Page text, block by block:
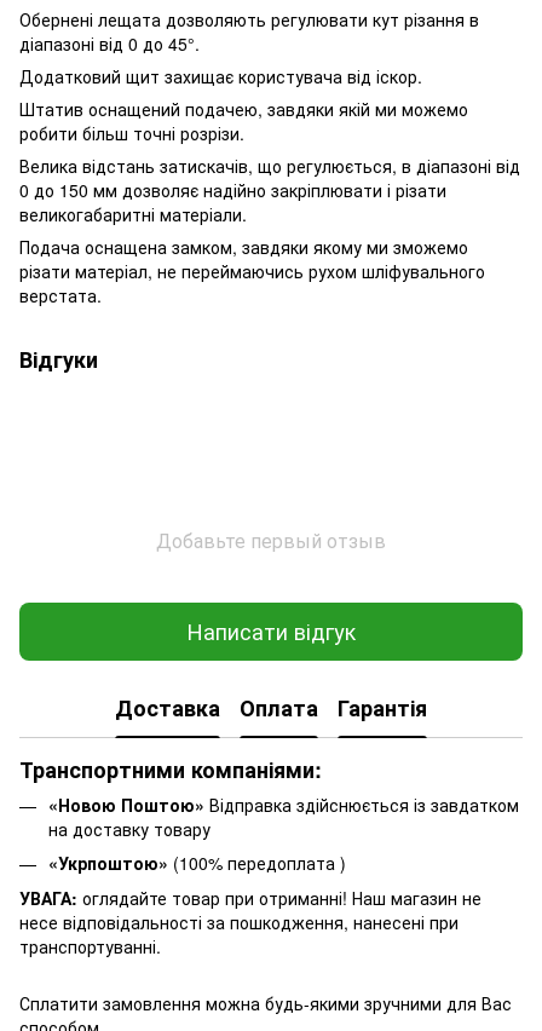
Обернені лещата дозволяють регулювати кут різання в
діапазоні від 0 до 45°.
Додатковий щит захищає користувача від іскор.
Штатив оснащений подачею, завдяки якій ми можемо
робити більш точні розрізи.
Велика відстань затискачів, що регулюється, в діапазоні від
0 до 150 мм дозволяє надійно закріплювати і різати
великогабаритні матеріали.
Подача оснащена замком, завдяки якому ми зможемо
різати матеріал, не переймаючись рухом шліфувального
верстата.
Відгуки
Добавьте первый отзыв
Написати відгук
Доставка Оплата
Гарантія
Транспортними компаніями:
«Новою Поштою» Відправка здійснюється із завдатком
на доставку товару
«Укрпоштою» (100% передоплата )
УВАГА: оглядайте товар при отриманні! Наш магазин не
несе відповідальності за пошкодження, нанесені при
транспортуванні.
Сплатити замовлення можна будь-якими зручними для Вас